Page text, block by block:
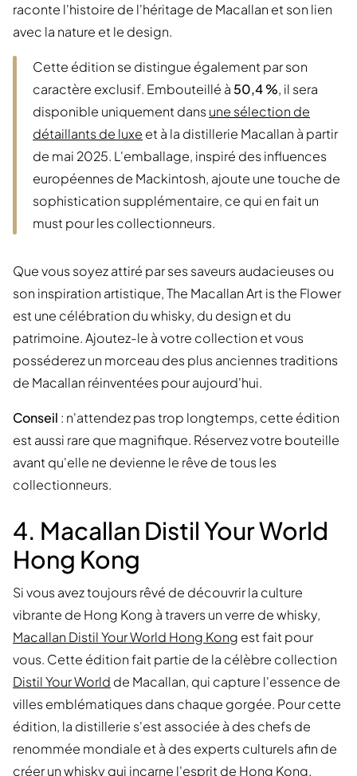
raconte l'histoire de l'héritage de Macallan et son lien
avec la nature et le design.
Cette édition se distingue également par son
caractère exclusif. Embouteillé à 50,4 %, il sera
disponible uniquement dansune sélection de
détaillants de luxe et à la distillerie Macallan à partir
de mai 2025. L'emballage, inspiré des influences
européennes de Mackintosh, ajoute une touche de
sophistication supplémentaire, ce qui en fait un
must pour les collectionneurs.
Que vous soyez attiré par ses saveurs audacieuses ou
son inspiration artistique, The Macallan Art is the Flower
est une célébration du whisky, du design et du
patrimoine. Ajoutez-le à votre collection et vous
posséderez un morceau des plus anciennes traditions
de Macallan réinventées pour aujourd'hui.
Conseil : n'attendez pas trop longtemps, cette édition
est aussi rare que magnifique. Réservez votre bouteille
avant qu'elle ne devienne le rêve de tous les
collectionneurs.
4. Macallan Distil Your World
Hong Kong
Si vous avez toujours rêvé de découvrir la culture
vibrante de Hong Kong à travers un verre de whisky,
Macallan Distil Your World Hong Kong est fait pour
vous. Cette édition fait partie de la célèbre collection
Distil Your World de Macallan, qui capture l'essence de
villes emblématiques dans chaque gorgée. Pour cette
édition, la distillerie s'est associée à des chefs de
renommée mondiale et à des experts culturels afin de
créer un whisky qui incarne l'esprit de Hong Kong.